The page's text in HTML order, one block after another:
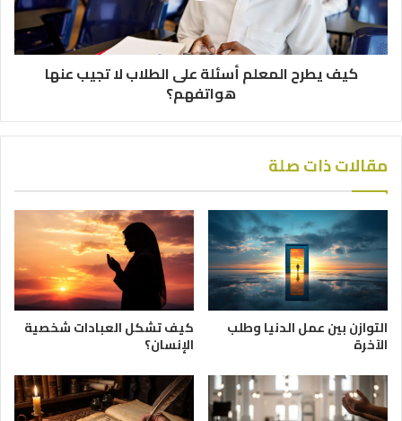
كيف يطرح المعلم أسئلة على الطلاب لا تجيب عنها
هواتفهم؟
مقالات ذات صلة
التوازن بين عمل الدنيا وطلب
الآخرة
كيف تشكل العبادات شخصية
الإنسان؟